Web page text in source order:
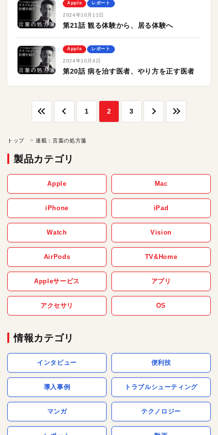
Apple レポート
2024年10月11日
第21話 観る体験から、居る体験へ
Apple レポート
2024年10月4日
第20話 病を治す医者、やり方を正す医者
1 2 3
トップ 連載：言葉の処方箋
製品カテゴリ
Apple Mac
iPhone iPad
Watch Vision
AirPods TV&Home
Appleサービス アプリ
アクセサリ OS
情報カテゴリ
インタビュー 便利技
導入事例 トラブルシューティング
マンガ テクノロジー